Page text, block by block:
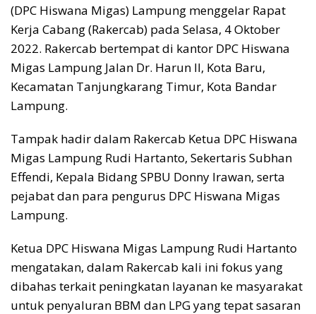
(DPC Hiswana Migas) Lampung menggelar Rapat
Kerja Cabang (Rakercab) pada Selasa, 4 Oktober
2022. Rakercab bertempat di kantor DPC Hiswana
Migas Lampung Jalan Dr. Harun II, Kota Baru,
Kecamatan Tanjungkarang Timur, Kota Bandar
Lampung.
Tampak hadir dalam Rakercab Ketua DPC Hiswana
Migas Lampung Rudi Hartanto, Sekertaris Subhan
Effendi, Kepala Bidang SPBU Donny Irawan, serta
pejabat dan para pengurus DPC Hiswana Migas
Lampung.
Ketua DPC Hiswana Migas Lampung Rudi Hartanto
mengatakan, dalam Rakercab kali ini fokus yang
dibahas terkait peningkatan layanan ke masyarakat
untuk penyaluran BBM dan LPG yang tepat sasaran